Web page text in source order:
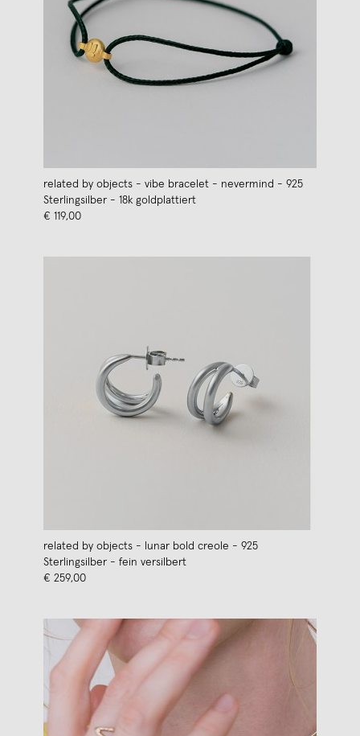
related by objects - vibe bracelet - nevermind - 925
Sterlingsilber - 18k goldplattiert
€ 119,00
related by objects - lunar bold creole - 925
Sterlingsilber - fein versilbert
€ 259,00